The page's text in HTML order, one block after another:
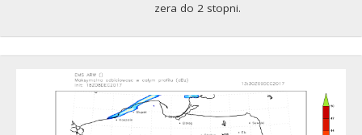
zera do 2 stopni.